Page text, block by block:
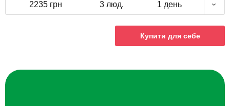
2235 грн 3 люд. 1 день
Купити для себе